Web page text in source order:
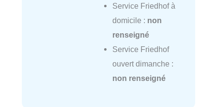
Service Friedhof à
domicile : non
renseigné
Service Friedhof
ouvert dimanche :
non renseigné